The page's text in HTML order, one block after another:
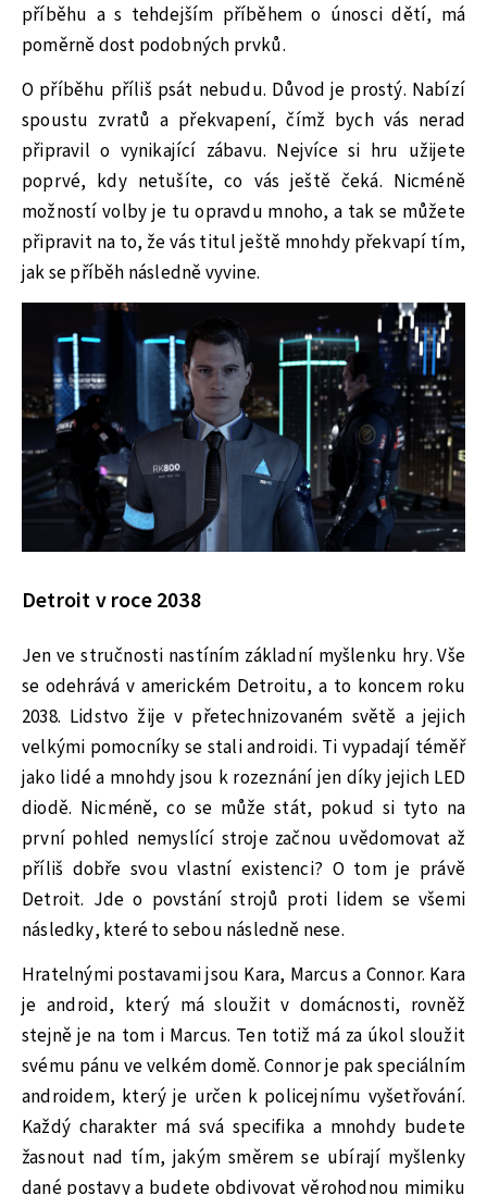
příběhu a s tehdejším příběhem o únosci dětí, má
poměrně dost podobných prvků.
O příběhu příliš psát nebudu. Důvod je prostý. Nabízí
spoustu zvratů a překvapení, čímž bych vás nerad
připravil o vynikající zábavu. Nejvíce si hru užijete
poprvé, kdy netušíte, co vás ještě čeká. Nicméně
možností volby je tu opravdu mnoho, a tak se můžete
připravit na to, že vás titul ještě mnohdy překvapí tím,
jak se příběh následně vyvine.
Detroit v roce 2038
Jen ve stručnosti nastíním základní myšlenku hry. Vše
se odehrává v americkém Detroitu, a to koncem roku
2038. Lidstvo žije v přetechnizovaném světě a jejich
velkými pomocníky se stali androidi. Ti vypadají téměř
jako lidé a mnohdy jsou k rozeznání jen díky jejich LED
diodě. Nicméně, co se může stát, pokud si tyto na
první pohled nemyslící stroje začnou uvědomovat až
příliš dobře svou vlastní existenci? O tom je právě
Detroit. Jde o povstání strojů proti lidem se všemi
následky, které to sebou následně nese.
Hratelnými postavami jsou Kara, Marcus a Connor. Kara
je android, který má sloužit v domácnosti, rovněž
stejně je na tom i Marcus. Ten totiž má za úkol sloužit
svému pánu ve velkém domě. Connor je pak speciálním
androidem, který je určen k policejnímu vyšetřování.
Každý charakter má svá specifika a mnohdy budete
žasnout nad tím, jakým směrem se ubírají myšlenky
dané postavy a budete obdivovat věrohodnou mimiku